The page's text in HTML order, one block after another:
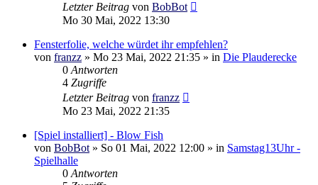
Letzter Beitrag von BobBot
Mo 30 Mai, 2022 13:30
Fensterfolie, welche würdet ihr empfehlen?
von franzz » Mo 23 Mai, 2022 21:35 » in Die Plauderecke
0Antworten
4 Zugriffe
Letzter Beitrag von franzz
Mo 23 Mai, 2022 21:35
[Spiel installiert] - Blow Fish
von BobBot» So 01 Mai, 2022 12:00 » in Samstag13Uhr -
Spielhalle
0Antworten